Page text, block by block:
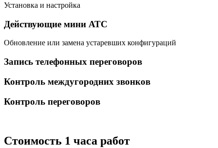
Установка и настройка
Действующие мини АТС
Обновление или замена устаревших конфигураций
Запись телефонных переговоров
Контроль междугородних звонков
Контроль переговоров
Стоимость 1 часа работ